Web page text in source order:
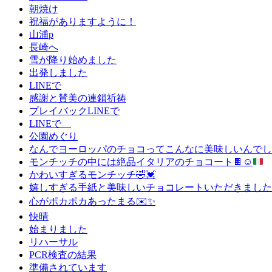
朝焼け
祝福がありますように！
山浦p
長崎へ
雪が降り始めました
出発しました
LINEで
感謝と賛美の連鎖祈祷
プレイバックLINEで
LINEで
公園めぐり
なんでヨーロッパのチョコってこんなに美味しいんで
モンチッチの中には絶品イタリアのチョコート 🍫 ☺️
かわいすぎるモンチッチ🤣💓
嬉しすぎる手紙と美味しいチョコレートいただきまし
心がポカポカあったまる✉️✨
快晴
始まりました
リハーサル
PCR検査の結果
準備されています